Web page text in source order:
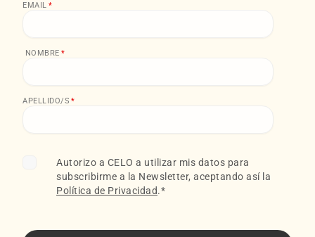
EMAIL *
NOMBRE *
APELLIDO/S *
Autorizo a CELO a utilizar mis datos para
subscribirme a la Newsletter, aceptando así la
Política de Privacidad.*